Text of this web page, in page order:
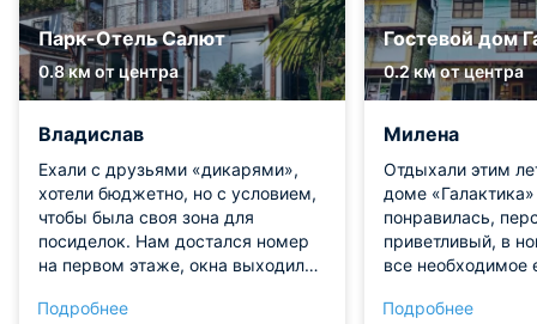
Парк-Отель Салют
0.8 км от центра
Владислав
Ехали с друзьями «дикарями»,
хотели бюджетно, но с условием,
чтобы была своя зона для
посиделок. Нам достался номер
на первом этаже, окна выходили
ходят люди, пришлось шторами
Подробнее
Гостевой дом
0.2 км от центра
Милена
Отдыхали этим
доме
понравилась,
приветливый, в
все необходимое
едой Расположение, все рядом.
Подробнее